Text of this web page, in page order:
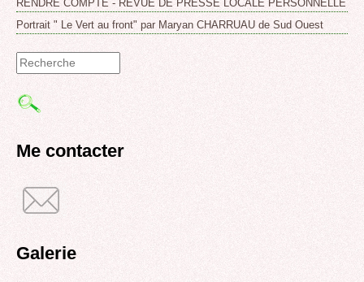
RENDRE COMPTE - REVUE DE PRESSE LOCALE PERSONNELLE
Portrait " Le Vert au front" par Maryan CHARRUAU de Sud Ouest
Formulaire
de
recherche
Me contacter
Galerie